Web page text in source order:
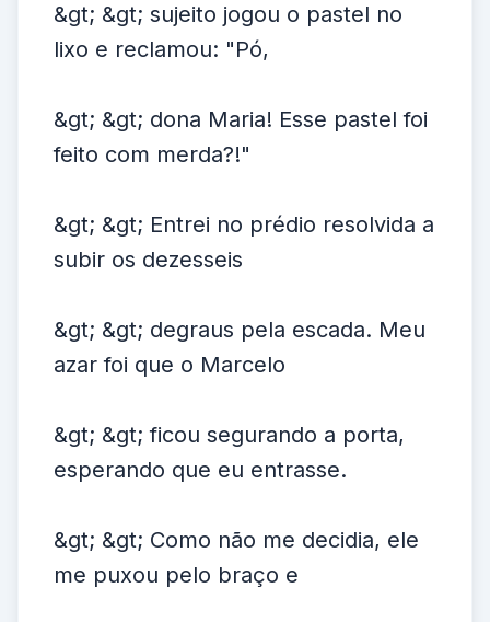
&gt; &gt; sujeito jogou o pastel no
lixo e reclamou: "Pó,
&gt; &gt; dona Maria! Esse pastel foi
feito com merda?!"
&gt; &gt; Entrei no prédio resolvida a
subir os dezesseis
&gt; &gt; degraus pela escada. Meu
azar foi que o Marcelo
&gt; &gt; ficou segurando a porta,
esperando que eu entrasse.
&gt; &gt; Como não me decidia, ele
me puxou pelo braço e